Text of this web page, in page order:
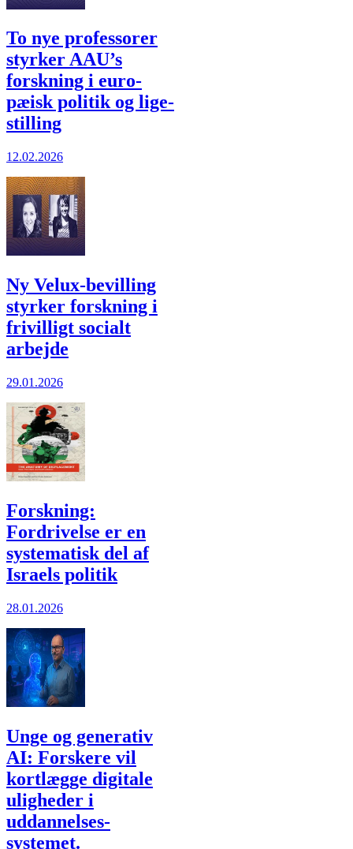
To nye professorer
styrker AAU’s
forskning i euro­
pæisk politik og lige­
stilling
12.02.2026
Ny Velux-bevilling
styrker forskning i
frivilligt socialt
arbejde
29.01.2026
Forskning:
Fordrivelse er en
systematisk del af
Israels politik
28.01.2026
Unge og generativ
AI: Forskere vil
kort­lægge digitale
uligheder i
uddannelses­
systemet.